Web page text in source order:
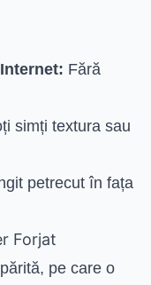
Fără
simți textura sau
petrecut în fața
Forjat
pe care o